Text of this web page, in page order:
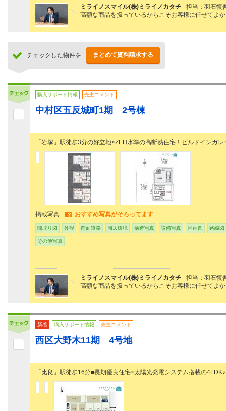
ミライノスマイル(株)ミライノカタチ
担当：羽石慎
高額な商品を扱っているからこそお客様に任せてよ
チェックした物件を まとめて資料請求する
購入サポート情報 売主コメント
中村区五反城町1期 2号棟
「岩塚」駅徒歩3分の好立地×ZEH水準の高断熱住宅！ビルドインガレ
掲載写真 おすすめ写真がそろってます
間取り図 外観 前面道路 周辺環境 構造写真 設備写真 区画図 路線図
その他写真
ミライノスマイル(株)ミライノカタチ
担当：羽石慎
高額な商品を扱っているからこそお客様に任せてよ
新着 購入サポート情報 売主コメント
西区大野木11期 4号地
「比良」駅徒歩16分■長期優良住宅×太陽光発電システム搭載の4LDK♪